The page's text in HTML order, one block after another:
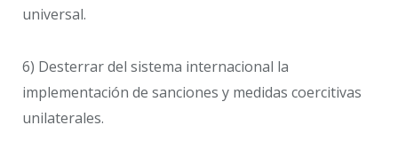
universal.
6) Desterrar del sistema internacional la
implementación de sanciones y medidas coercitivas
unilaterales.